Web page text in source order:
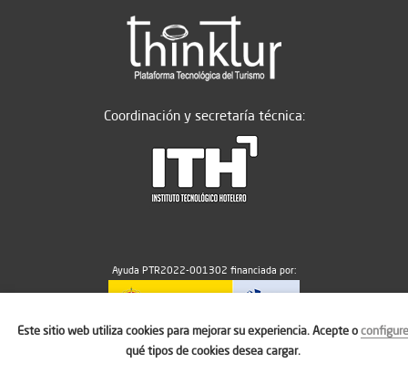
Coordinación y secretaría técnica:
Ayuda PTR2022-001302 financiada por:
MICIU/AEI/10.13039/501100011033
Este sitio web utiliza cookies para mejorar su experiencia. Acepte oconfigure
qué tipos de cookies desea cargar.